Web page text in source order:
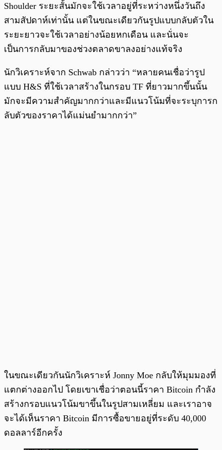
Shoulder ระยะสั้นมักจะใช้เวลาอยู่ที่ระหว่างหนึ่งวันถึง
สามสัปดาห์เท่านั้น แต่ในขณะเดียวกันรูปแบบกลับตัวใน
ระยะยาวจะใช้เวลาอย่างน้อยหกเดือน และนั่นจะ
เป็นการกลับมาของช่วงตลาดขาลงอย่างแท้จริง
นักวิเคราะห์จาก Schwab กล่าวว่า “หลายคนเชื่อว่ารูป
แบบ H&S ที่ใช้เวลาสร้างในกรอบ TF ที่ยาวมากขึ้นนั้น
มักจะมีความสำคัญมากกว่าและมีแนวโน้มที่จะระบุการก
ลับตัวของราคาได้แม่นยำมากกว่า”
ในขณะเดียวกันนักวิเคราะห์ Jonny Moe กลับให้มุมมองที่
แตกต่างออกไป โดยเขาเชื่อว่าตอนนี้ราคา Bitcoin กำลัง
สร้างกรอบแนวโน้มขาขึ้นในรูปสามเหลี่ยม และเราอาจ
จะได้เห็นราคา Bitcoin มีการซื้อขายอยู่ที่ระดับ 40,000
ดอลลาร์อีกครั้ง